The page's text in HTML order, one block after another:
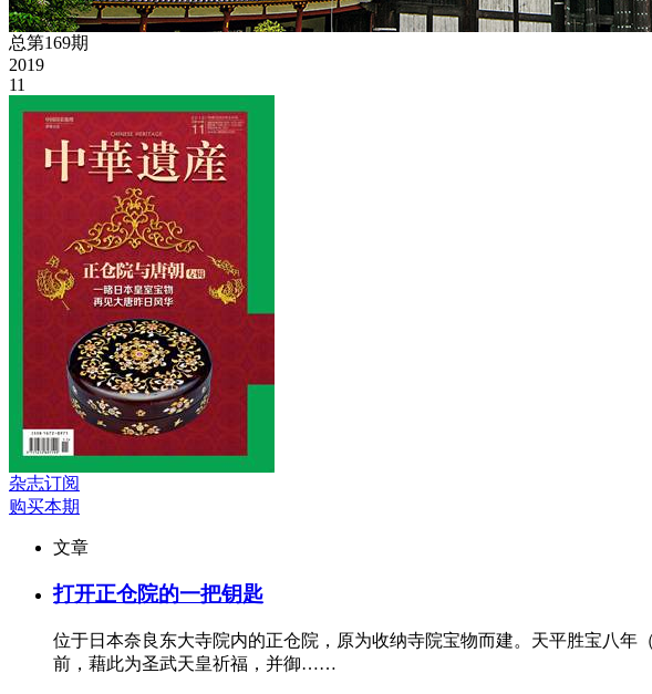
总第169期
2019
11
杂志订阅
购买本期
文章
打开正仓院的一把钥匙
位于日本奈良东大寺院内的正仓院，原为收纳寺院宝物而建。天平胜宝八年
前，藉此为圣武天皇祈福，并御……